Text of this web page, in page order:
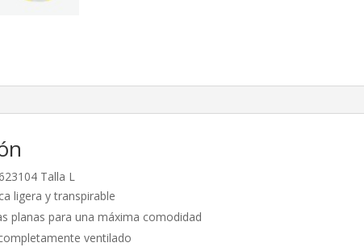
Talla L
ligera y transpirable
planas para una máxima comodidad
ventilado